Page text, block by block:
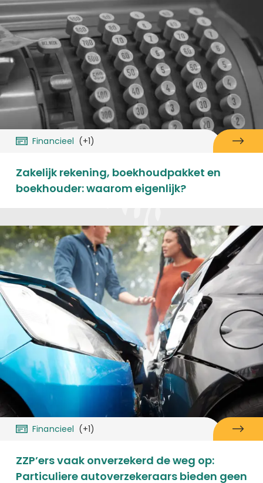
Financieel (+1)
Zakelijk rekening, boekhoudpakket en
boekhouder: waarom eigenlijk?
Financieel (+1)
ZZP’ers vaak onverzekerd de weg op:
Particuliere autoverzekeraars bieden geen